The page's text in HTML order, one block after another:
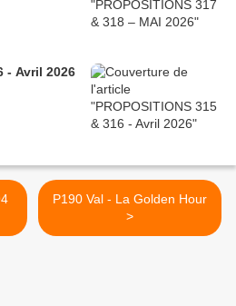
- Avril 2026
P190 Val - La Golden Hour
>